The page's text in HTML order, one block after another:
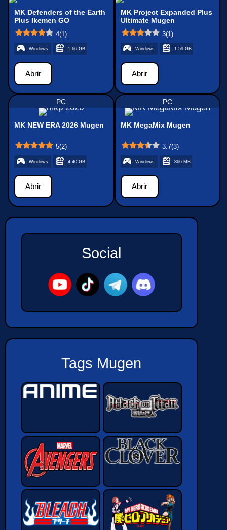
MK Defenders of the Earth
Plus Ikemen GO
4(1)
: Windows : 1.66 GB
Abrir
MK Project Expanded Plus
Ultimate Mugen
3(1)
: Windows : 1.59 GB
Abrir
PC
MK NEW ERA 2026 Mugen
5(2)
: Windows : 4.40 GB
Abrir
PC
MK MegaMix Mugen
3.7(3)
: Windows : 866 MB
Abrir
Social
Tags Mugen